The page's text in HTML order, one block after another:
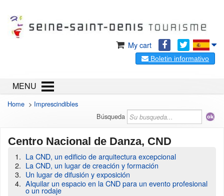
My cart
Boletin informativo
MENU
Home > Imprescindibles
Búsqueda
Centro Nacional de Danza, CND
La CND, un edificio de arquitectura excepcional
La CND, un lugar de creación y formación
Un lugar de difusión y exposición
Alquilar un espacio en la CND para un evento profesional
o un rodaje